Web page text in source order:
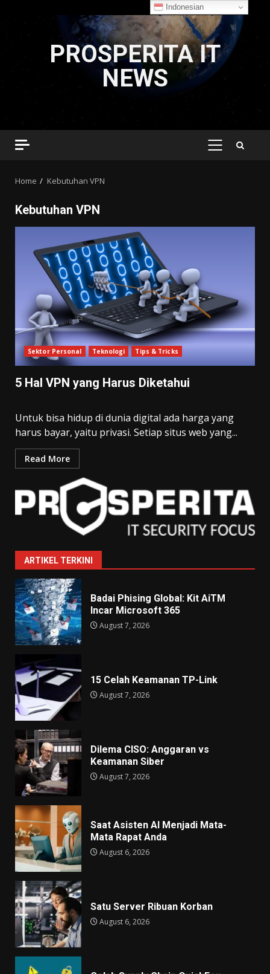
PROSPERITA IT
NEWS
PRIMARY
Home Kebutuhan VPN
Kebutuhan VPN
Sektor Personal Teknologi Tips & Tricks
5 Hal VPN yang Harus Diketahui
Untuk bisa hidup di dunia digital ada harga yang
harus bayar, yaitu privasi. Setiap situs web yang...
Read More
ARTIKEL TERKINI
Badai Phising Global: Kit AiTM
Incar Microsoft 365
August 7, 2026
15 Celah Keamanan TP-Link
August 7, 2026
Dilema CISO: Anggaran vs
Keamanan Siber
August 7, 2026
Saat Asisten AI Menjadi Mata-
Mata Rapat Anda
August 6, 2026
Satu Server Ribuan Korban
August 6, 2026
Indonesian